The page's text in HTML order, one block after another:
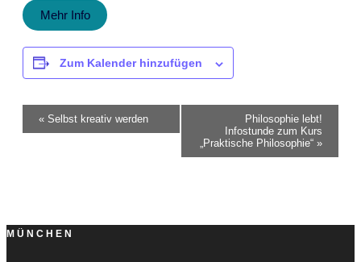
Mehr Info
Zum Kalender hinzufügen
Veranstaltung-
« Selbst kreativ werden
Philosophie lebt!
Infostunde zum Kurs
„Praktische Philosophie“ »
MÜNCHEN